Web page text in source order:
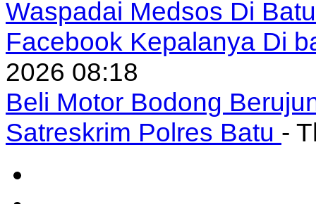
Waspadai Medsos Di
Facebook Kepalanya Di
2026 08:18
Beli Motor Bodong
Satreskrim Polres Batu -